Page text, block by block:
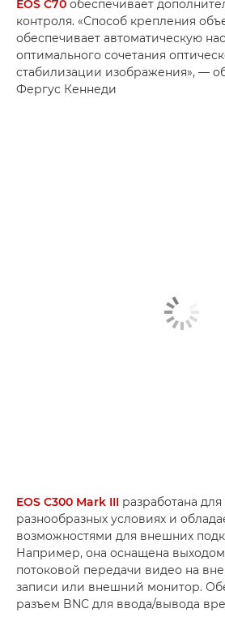
EOS C70 обеспечивает
контроля. «Способ крепления
обеспечивает автоматическую
оптимального сочетания
стабилизации изображения», —
Фергус Кеннеди
EOS C300 Mark III разработана
разнообразных условиях и
возможностями для внешних
Например, она оснащена выходом
потоковой передачи видео на
записи или внешний монитор.
разъем BNC для ввода/вывода